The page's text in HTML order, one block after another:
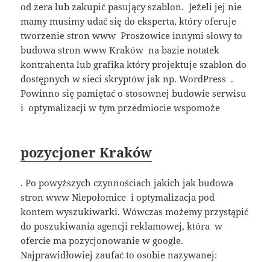
od zera lub zakupić pasujący szablon. Jeżeli jej nie
mamy musimy udać się do eksperta, który oferuje
tworzenie stron www Proszowice innymi słowy to
budowa stron www Kraków na bazie notatek
kontrahenta lub grafika który projektuje szablon do
dostępnych w sieci skryptów jak np. WordPress .
Powinno się pamiętać o stosownej budowie serwisu
i optymalizacji w tym przedmiocie wspomoże
pozycjoner Kraków
. Po powyższych czynnościach jakich jak budowa
stron www Niepołomice i optymalizacja pod
kontem wyszukiwarki. Wówczas możemy przystąpić
do poszukiwania agencji reklamowej, która w
ofercie ma pozycjonowanie w google.
Najprawidłowiej zaufać to osobie nazywanej: